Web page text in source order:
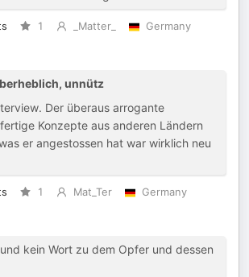
1 _Matter_
Germany
unnütz
Der überaus arrogante
Konzepte aus anderen Ländern
er angestossen hat war wirklich neu
1 Mat_Ter
Germany
kein Wort zu dem Opfer und dessen